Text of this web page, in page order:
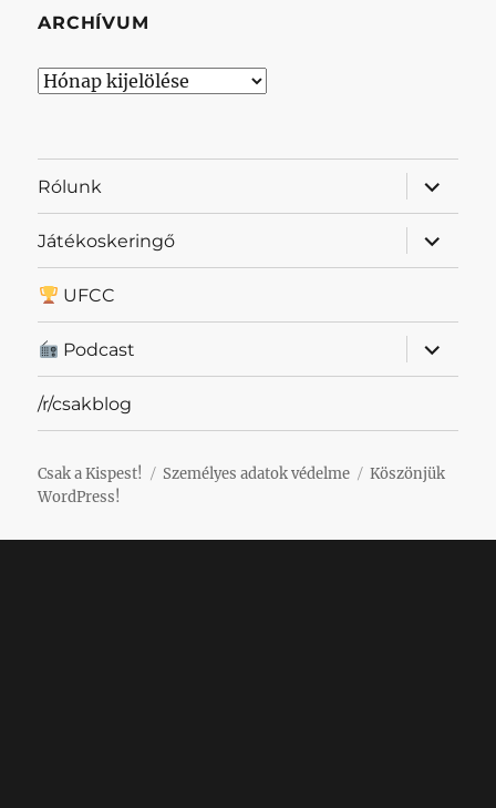
ARCHÍVUM
Archívum
Rólunk
almenü
Játékoskeringő
almenü
UFCC
Podcast
almenü
/r/csakblog
Csak a Kispest! Személyes adatok védelme
Köszönjük
WordPress!